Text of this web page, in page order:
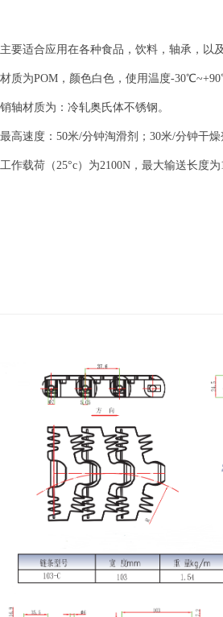
主要适合应用在各种食品，饮料，轴承，以
材质为POM，颜色白色，使用温度-
销轴材质为：冷轧奥氏体不锈钢。
最高速度：50米/分钟淘滑剂；30米/分钟干燥
工作载荷（25°c）为2100N，最大输送长度为